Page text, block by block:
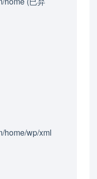
home/wp/xml